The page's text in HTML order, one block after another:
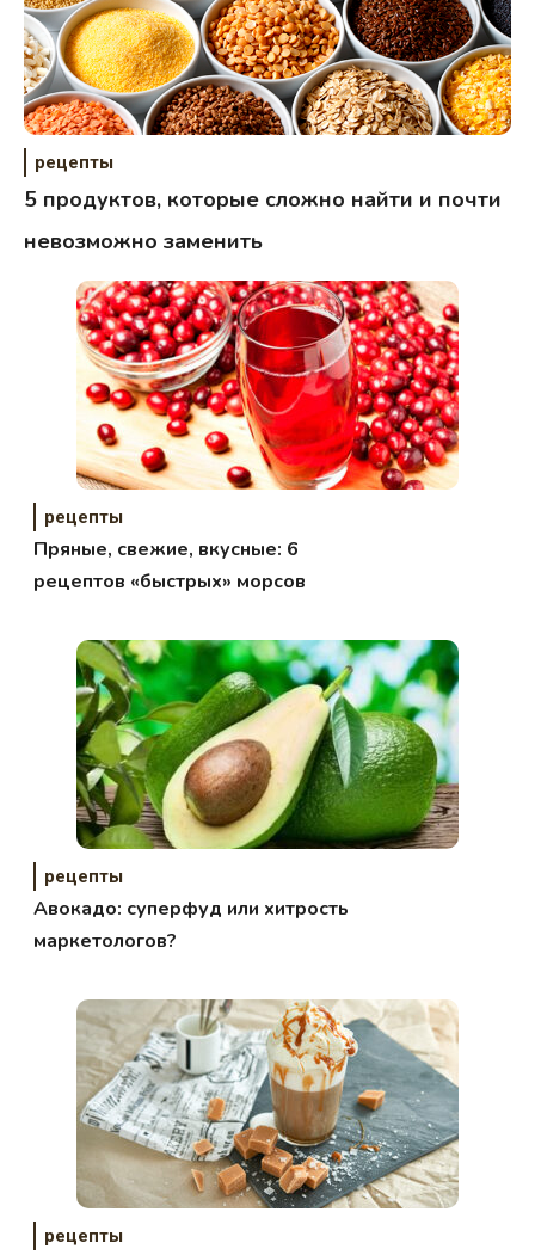
рецепты
5 продуктов, которые сложно найти и почти
невозможно заменить
рецепты
Пряные, свежие, вкусные: 6
рецептов «быстрых» морсов
рецепты
Авокадо: суперфуд или хитрость
маркетологов?
рецепты